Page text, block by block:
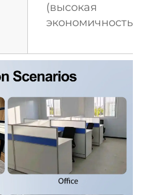
(высокая
экономичность)